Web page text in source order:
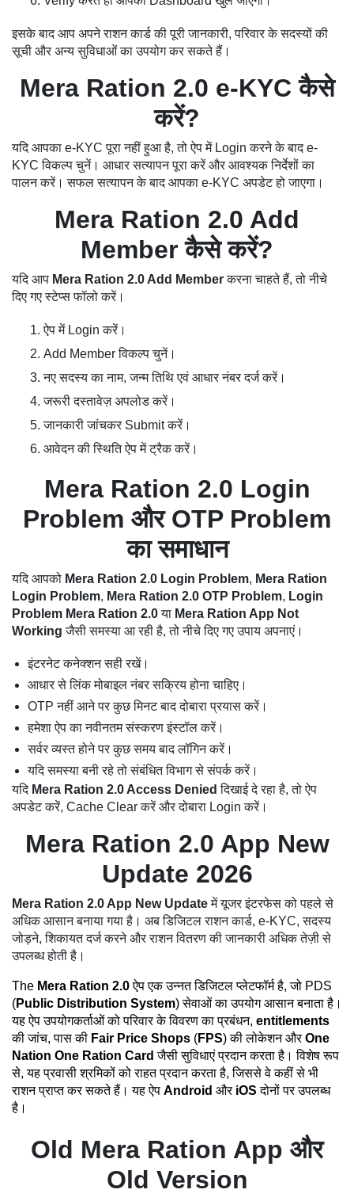
इसके बाद आप अपने राशन कार्ड की पूरी जानकारी, परिवार के सदस्यों की
सूची और अन्य सुविधाओं का उपयोग कर सकते हैं।
Mera Ration 2.0 e-KYC कैसे
करें?
यदि आपका e-KYC पूरा नहीं हुआ है, तो ऐप में Login करने के बाद e-
KYC विकल्प चुनें। आधार सत्यापन पूरा करें और आवश्यक निर्देशों का
पालन करें। सफल सत्यापन के बाद आपका e-KYC अपडेट हो जाएगा।
Mera Ration 2.0 Add
Member कैसे करें?
यदि आप Mera Ration 2.0 Add Memberकरना चाहते हैं, तो नीचे
दिए गए स्टेप्स फॉलो करें।
ऐप में Login करें।
Add Member विकल्प चुनें।
नए सदस्य का नाम, जन्म तिथि एवं आधार नंबर दर्ज करें।
जरूरी दस्तावेज़ अपलोड करें।
जानकारी जांचकर Submit करें।
आवेदन की स्थिति ऐप में ट्रैक करें।
Mera Ration 2.0 Login
Problem और OTP Problem
का समाधान
यदि आपको Mera Ration 2.0 Login Problem, Mera Ration
Login Problem, Mera Ration 2.0 OTP Problem, Login
Problem Mera Ration 2.0या Mera Ration App Not
Working जैसी समस्या आ रही है, तो नीचे दिए गए उपाय अपनाएं।
इंटरनेट कनेक्शन सही रखें।
आधार से लिंक मोबाइल नंबर सक्रिय होना चाहिए।
OTP नहीं आने पर कुछ मिनट बाद दोबारा प्रयास करें।
हमेशा ऐप का नवीनतम संस्करण इंस्टॉल करें।
सर्वर व्यस्त होने पर कुछ समय बाद लॉगिन करें।
यदि समस्या बनी रहे तो संबंधित विभाग से संपर्क करें।
यदि Mera Ration 2.0 Access Denied दिखाई दे रहा है, तो ऐप
अपडेट करें, Cache Clear करें और दोबारा Login करें।
Mera Ration 2.0 App New
Update 2026
Mera Ration 2.0 App New Updateमें यूजर इंटरफेस को पहले से
अधिक आसान बनाया गया है। अब डिजिटल राशन कार्ड, e-KYC, सदस्य
जोड़ने, शिकायत दर्ज करने और राशन वितरण की जानकारी अधिक तेज़ी से
उपलब्ध होती है।
The Mera Ration 2.0ऐप एक उन्नत डिजिटल प्लेटफॉर्म है, जो PDS
(Public Distribution System) सेवाओं का उपयोग आसान बनाता है।
यह ऐप उपयोगकर्ताओं को परिवार के विवरण का प्रबंधन, entitlements
की जांच, पास की Fair Price Shops (FPS) की लोकेशन औरOne
Nation One Ration Card जैसी सुविधाएं प्रदान करता है। विशेष रूप
से, यह प्रवासी श्रमिकों को राहत प्रदान करता है, जिससे वे कहीं से भी
राशन प्राप्त कर सकते हैं। यह ऐप Android और iOS दोनों पर उपलब्ध
है।
Old Mera Ration App और
Old Version